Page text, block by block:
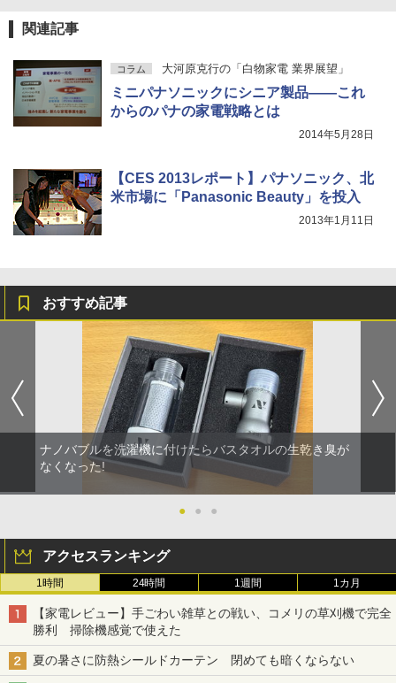
関連記事
コラム 大河原克行の「白物家電 業界展望」
ミニパナソニックにシニア製品――これ
からのパナの家電戦略とは
2014年5月28日
【CES 2013レポート】パナソニック、北
米市場に「Panasonic Beauty」を投入
2013年1月11日
おすすめ記事
ナノバブルを洗濯機に付けたらバスタオルの生乾き臭が
なくなった!
● ● ●
アクセスランキング
1時間 24時間 1週間 1カ月
【家電レビュー】手ごわい雑草との戦い、コメリの草刈機で完全
勝利 掃除機感覚で使えた
夏の暑さに防熱シールドカーテン 閉めても暗くならない